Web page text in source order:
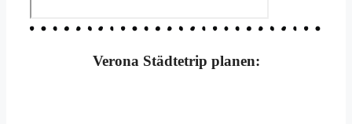
Verona Städtetrip planen: